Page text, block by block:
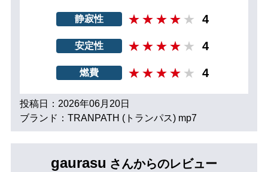
静寂性 4
安定性 4
燃費 4
投稿日：2026年06月20日
ブランド：TRANPATH (トランパス) mp7
gaurasu さんからのレビュー